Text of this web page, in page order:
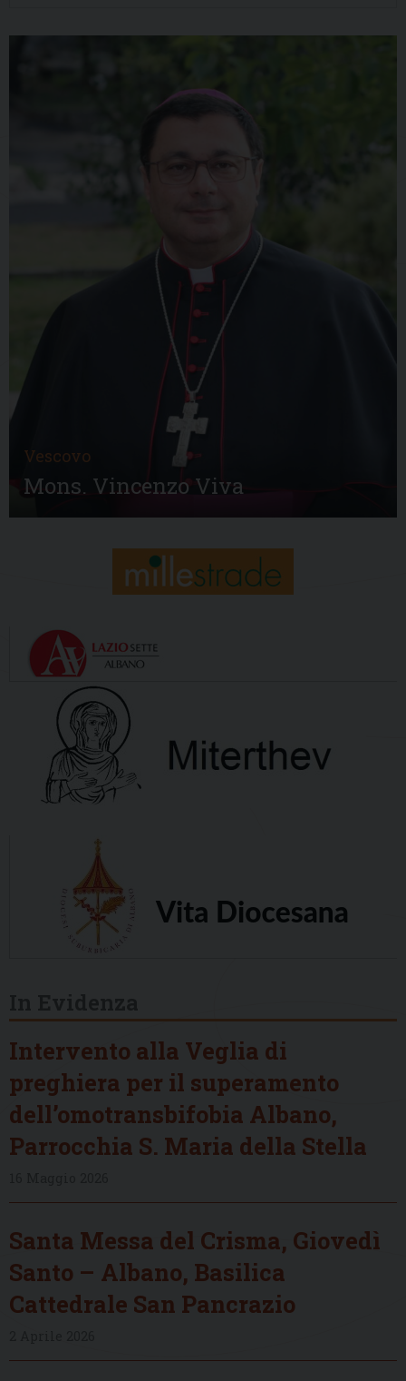
Vescovo
Mons. Vincenzo Viva
Intervento alla Veglia di
preghiera per il superamento
dell’omotransbifobia Albano,
Parrocchia S. Maria della Stella
Santa Messa del Crisma, Giovedì
Santo – Albano, Basilica
Cattedrale San Pancrazio